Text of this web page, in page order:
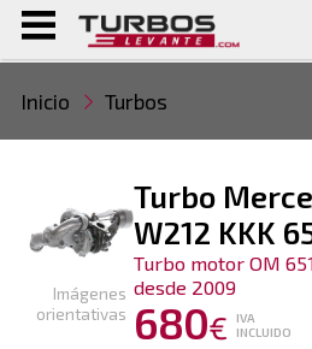
Inicio Turbos
Turbo
W212 KKK
Turbo motor OM
desde 2009
680€
IVA
INCLUIDO
Imágenes
orientativas